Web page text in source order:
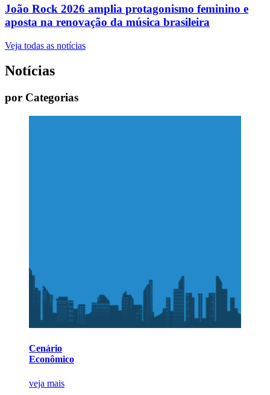
João Rock 2026 amplia protagonismo feminino e
aposta na renovação da música brasileira
Veja todas as notícias
Notícias
por Categorias
Cenário
Econômico
veja mais